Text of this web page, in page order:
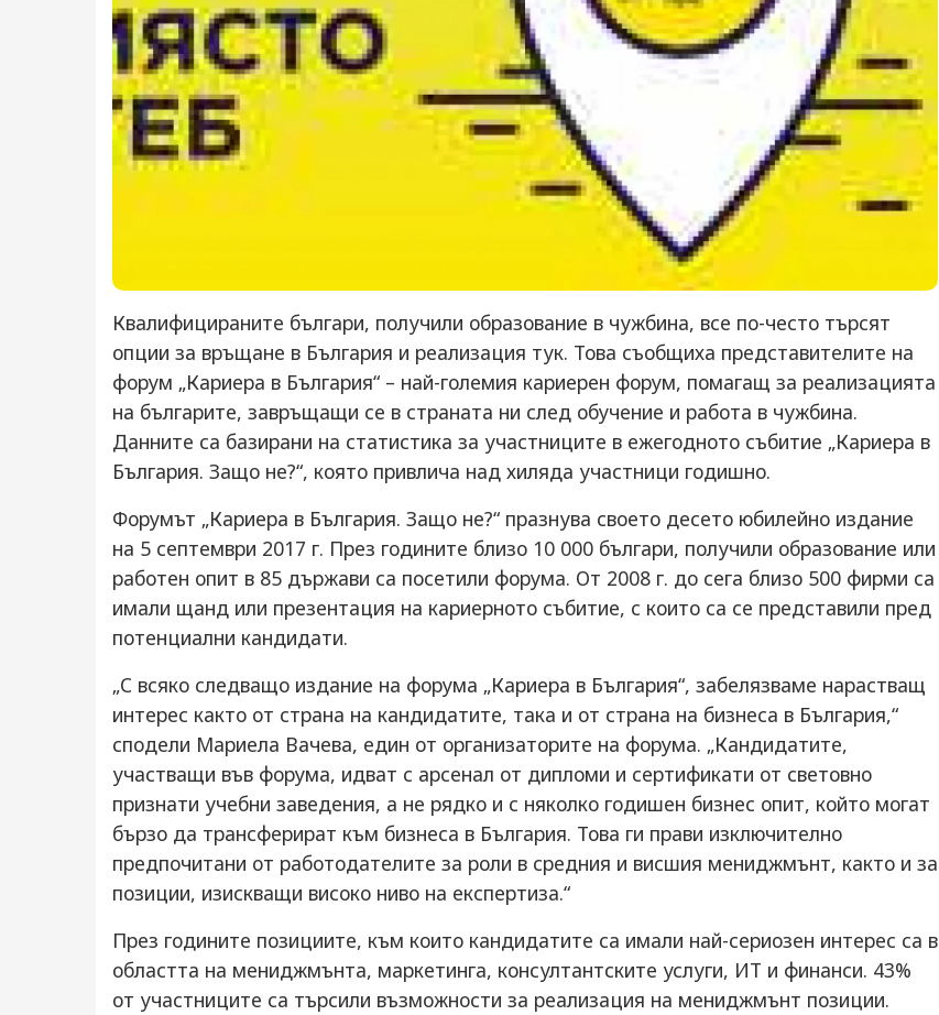
Квалифицираните българи, получили образование в чужбина, все по-често търсят
опции за връщане в България и реализация тук. Това съобщиха представителите на
форум „Кариера в България“ – най-големия кариерен форум, помагащ за реализацията
на българите, завръщащи се в страната ни след обучение и работа в чужбина.
Данните са базирани на статистика за участниците в ежегодното събитие „Кариера в
България. Защо не?“, която привлича над хиляда участници годишно.
Форумът „Кариера в България. Защо не?“ празнува своето десето юбилейно издание
на 5 септември 2017 г. През годините близо 10 000 българи, получили образование или
работен опит в 85 държави са посетили форума. От 2008 г. до сега близо 500 фирми са
имали щанд или презентация на кариерното събитие, с които са се представили пред
потенциални кандидати.
„С всяко следващо издание на форума „Кариера в България“, забелязваме нарастващ
интерес както от страна на кандидатите, така и от страна на бизнеса в България,“
сподели Мариела Вачева, един от организаторите на форума. „Кандидатите,
участващи във форума, идват с арсенал от дипломи и сертификати от световно
признати учебни заведения, а не рядко и с няколко годишен бизнес опит, който могат
бързо да трансферират към бизнеса в България. Това ги прави изключително
предпочитани от работодателите за роли в средния и висшия мениджмънт, както и за
позиции, изискващи високо ниво на експертиза.“
През годините позициите, към които кандидатите са имали най-сериозен интерес са в
областта на мениджмънта, маркетинга, консултантските услуги, ИТ и финанси. 43%
от участниците са търсили възможности за реализация на мениджмънт позиции.